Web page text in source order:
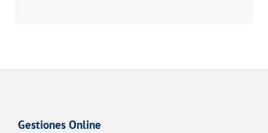
Gestiones Online